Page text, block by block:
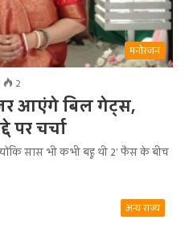
मनोरंजन
2
आएंगे बिल गेट्स,
पर चर्चा
सास भी कभी बहू थी 2’ फैंस के बीच
अन्य राज्य